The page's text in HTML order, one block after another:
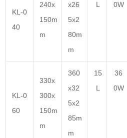
KL-0
40
240x
150m
m
x26
5x2
80m
m
L
0W
KL-0
60
330x
300x
150m
m
360
x32
5x2
85m
m
15
L
36
0W